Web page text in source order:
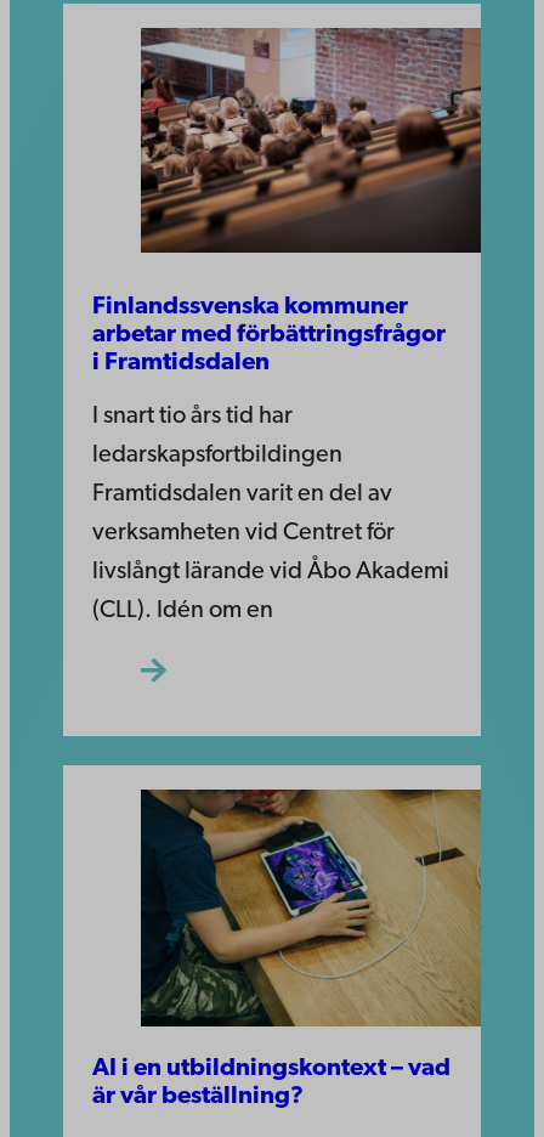
Finlandssvenska kommuner
arbetar med förbättringsfrågor
i Framtidsdalen
I snart tio års tid har
ledarskapsfortbildingen
Framtidsdalen varit en del av
verksamheten vid Centret för
livslångt lärande vid Åbo Akademi
(CLL). Idén om en
AI i en utbildningskontext – vad
är vår beställning?